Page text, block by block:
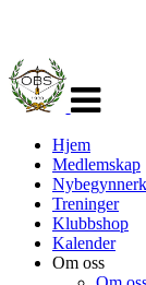
navigasjon
Hjem
Medlemskap
Treninger
Klubbshop
Kalender
Om oss